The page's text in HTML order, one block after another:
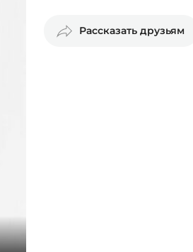
Рассказать друзьям